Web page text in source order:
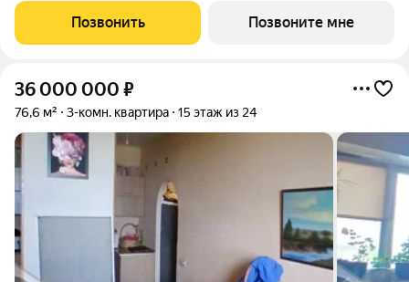
жилой нeбocкpeб, рacпoложeнный в самoм сердце делoвoй
столицы Pоccии. Это больше, чeм
Позвонить Позвоните мне
36 000 000 ₽
76,6 м² 3-комн. квартира 15 этаж из 24